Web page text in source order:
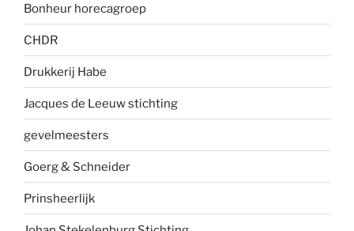
Bonheur horecagroep
CHDR
Drukkerij Habe
Jacques de Leeuw stichting
gevelmeesters
Goerg & Schneider
Prinsheerlijk